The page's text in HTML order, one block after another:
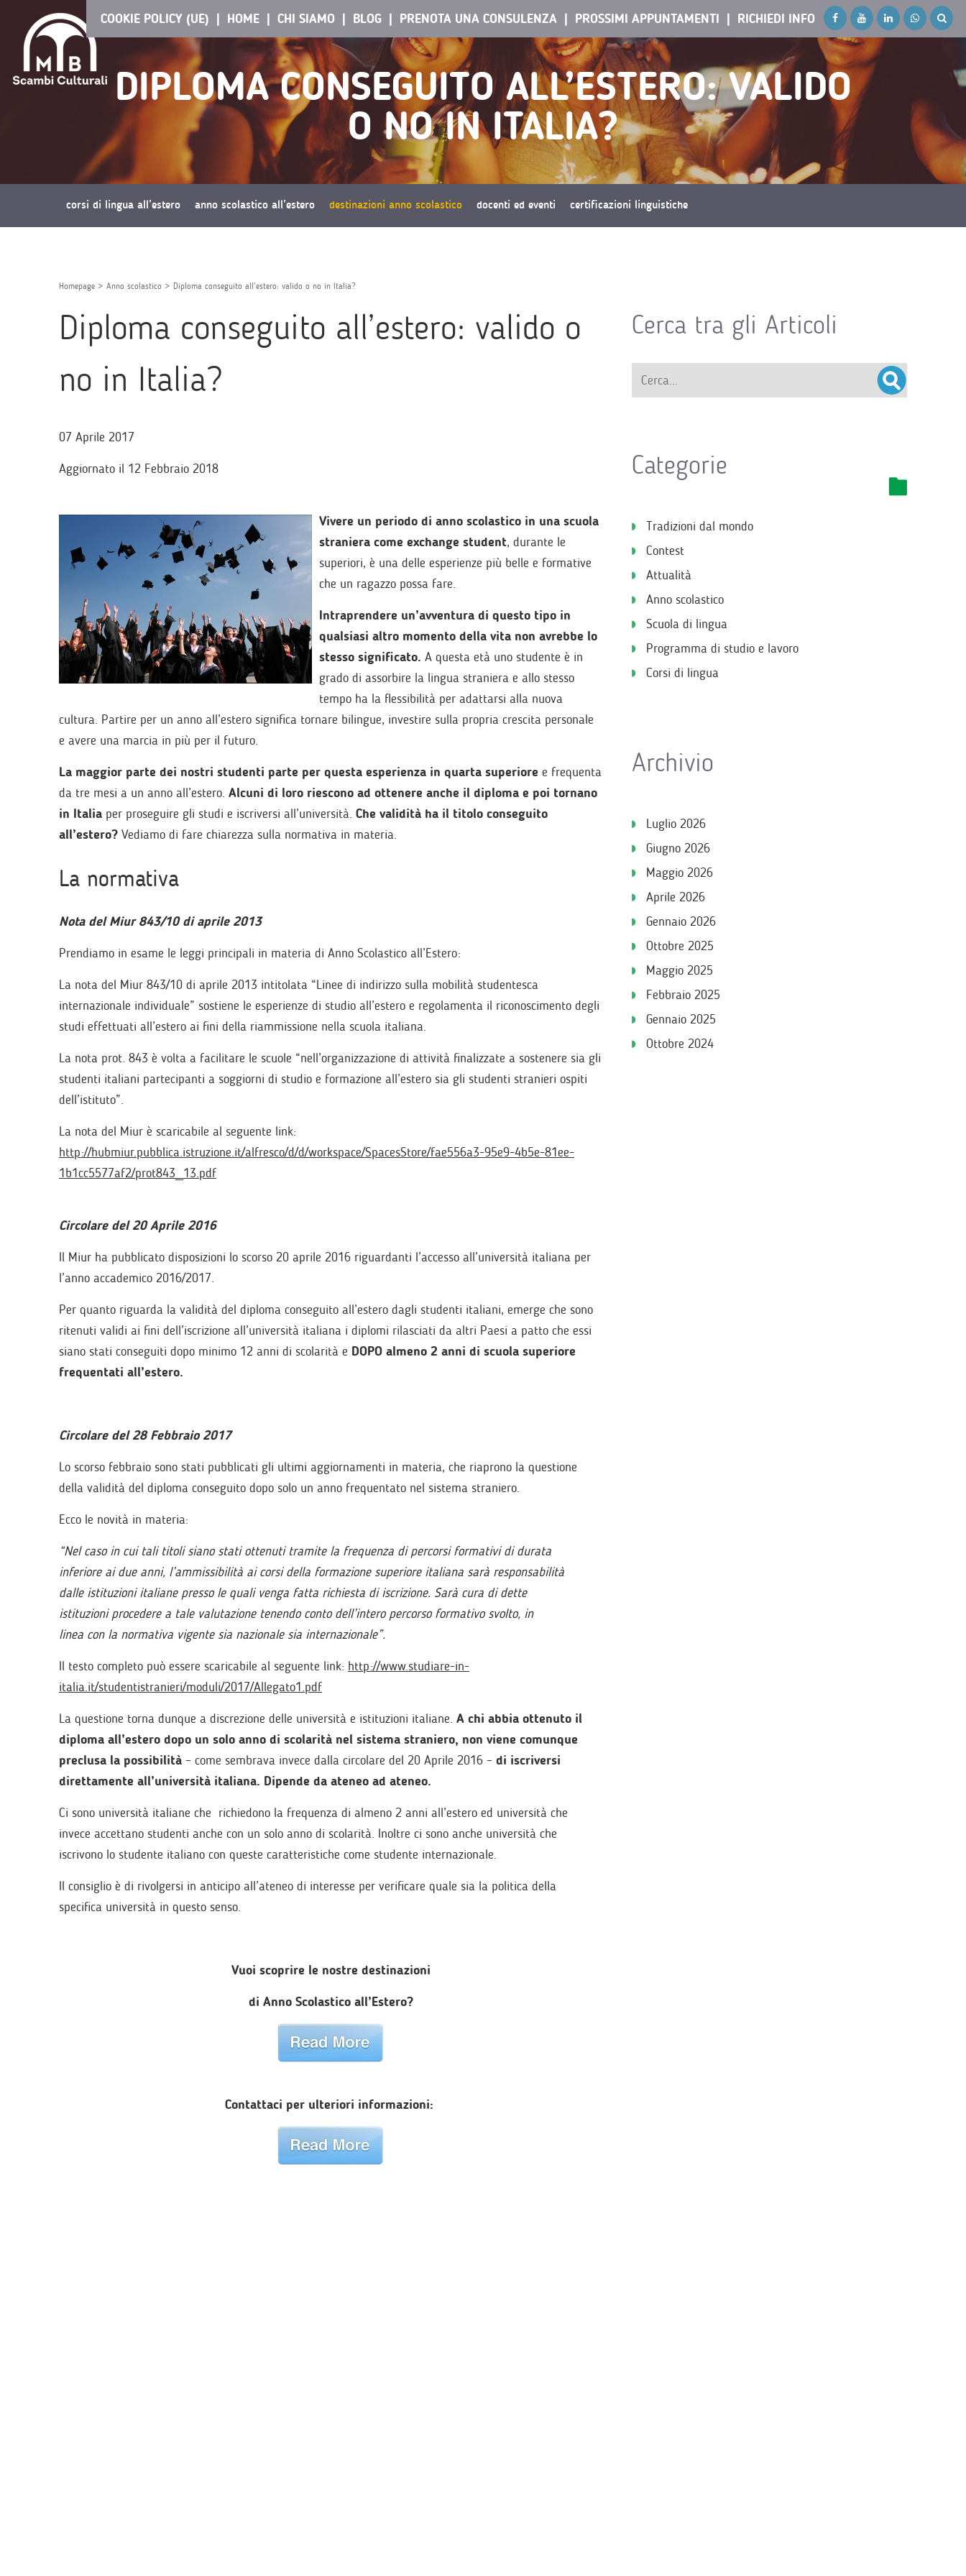
RICHIEDI INFO
PROSSIMI APPUNTAMENTI
PRENOTA UNA CONSULENZA
BLOG
CHI SIAMO
HOME
COOKIE POLICY (UE)
DIPLOMA CONSEGUITO ALL’ESTERO: VALIDO
O NO IN ITALIA?
corsi di lingua all’estero anno scolastico all’estero destinazioni anno scolastico docenti ed eventi certificazioni linguistiche
Homepage > Anno scolastico > Diploma conseguito all’estero: valido o no in Italia?
Diploma conseguito all’estero: valido o
no in Italia?
07 Aprile 2017
Aggiornato il 12 Febbraio 2018
Vivere un periodo di anno scolastico in una scuola
straniera come exchange student, durante le
superiori, è una delle esperienze più belle e formative
che un ragazzo possa fare.
Intraprendere un’avventura di questo tipo in
qualsiasi altro momento della vita non avrebbe lo
stesso significato. A questa età uno studente è in
grado di assorbire la lingua straniera e allo stesso
tempo ha la flessibilità per adattarsi alla nuova
cultura. Partire per un anno all’estero significa tornare bilingue, investire sulla propria crescita personale
e avere una marcia in più per il futuro.
La maggior parte dei nostri studenti parte per questa esperienza in quarta superiore e frequenta
da tre mesi a un anno all’estero. Alcuni di loro riescono ad ottenere anche il diploma e poi tornano
in Italia per proseguire gli studi e iscriversi all’università. Che validità ha il titolo conseguito
all’estero? Vediamo di fare chiarezza sulla normativa in materia.
La normativa
Nota del Miur 843/10 di aprile 2013
Prendiamo in esame le leggi principali in materia di Anno Scolastico all’Estero:
La nota del Miur 843/10 di aprile 2013 intitolata “Linee di indirizzo sulla mobilità studentesca
internazionale individuale” sostiene le esperienze di studio all’estero e regolamenta il riconoscimento degli
studi effettuati all’estero ai fini della riammissione nella scuola italiana.
La nota prot. 843 è volta a facilitare le scuole “nell’organizzazione di attività finalizzate a sostenere sia gli
studenti italiani partecipanti a soggiorni di studio e formazione all’estero sia gli studenti stranieri ospiti
dell’istituto”.
La nota del Miur è scaricabile al seguente link:
http://hubmiur.pubblica.istruzione.it/alfresco/d/d/workspace/SpacesStore/fae556a3-95e9-4b5e-81ee-
1b1cc5577af2/prot843_13.pdf
Circolare del 20 Aprile 2016
Il Miur ha pubblicato disposizioni lo scorso 20 aprile 2016 riguardanti l’accesso all’università italiana per
l’anno accademico 2016/2017.
Per quanto riguarda la validità del diploma conseguito all’estero dagli studenti italiani, emerge che sono
ritenuti validi ai fini dell’iscrizione all’università italiana i diplomi rilasciati da altri Paesi a patto che essi
siano stati conseguiti dopo minimo 12 anni di scolarità e DOPO almeno 2 anni di scuola superiore
frequentati all’estero.
Circolare del 28 Febbraio 2017
Lo scorso febbraio sono stati pubblicati gli ultimi aggiornamenti in materia, che riaprono la questione
della validità del diploma conseguito dopo solo un anno frequentato nel sistema straniero.
Ecco le novità in materia:
“Nel caso in cui tali titoli siano stati ottenuti tramite la frequenza di percorsi formativi di durata
inferiore ai due anni, l’ammissibilità ai corsi della formazione superiore italiana sarà responsabilità
dalle istituzioni italiane presso le quali venga fatta richiesta di iscrizione. Sarà cura di dette
istituzioni procedere a tale valutazione tenendo conto dell’intero percorso formativo svolto, in
linea con la normativa vigente sia nazionale sia internazionale”.
Il testo completo può essere scaricabile al seguente link: http://www.studiare-in-
italia.it/studentistranieri/moduli/2017/Allegato1.pdf
La questione torna dunque a discrezione delle università e istituzioni italiane. A chi abbia ottenuto il
diploma all’estero dopo un solo anno di scolarità nel sistema straniero, non viene comunque
preclusa la possibilità – come sembrava invece dalla circolare del 20 Aprile 2016 – di iscriversi
direttamente all’università italiana. Dipende da ateneo ad ateneo.
Ci sono università italiane che richiedono la frequenza di almeno 2 anni all’estero ed università che
invece accettano studenti anche con un solo anno di scolarità. Inoltre ci sono anche università che
iscrivono lo studente italiano con queste caratteristiche come studente internazionale.
Il consiglio è di rivolgersi in anticipo all’ateneo di interesse per verificare quale sia la politica della
specifica università in questo senso.
Vuoi scoprire le nostre destinazioni
di Anno Scolastico all’Estero?
Contattaci per ulteriori informazioni:
Cerca tra gli Articoli
Categorie
Tradizioni dal mondo
Contest
Attualità
Anno scolastico
Scuola di lingua
Programma di studio e lavoro
Corsi di lingua
Archivio
Luglio 2026
Giugno 2026
Maggio 2026
Aprile 2026
Gennaio 2026
Ottobre 2025
Maggio 2025
Febbraio 2025
Gennaio 2025
Ottobre 2024